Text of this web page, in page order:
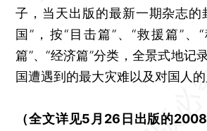
子，当天出版的最新一期杂志的
国”，按“目击篇”、“救援篇”、
篇”、“经济篇”分类，全景式地记
国遭遇到的最大灾难以及对国人
（全文详见5月26日出版的